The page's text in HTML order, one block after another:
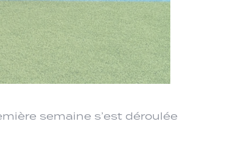
semaine s’est déroulée